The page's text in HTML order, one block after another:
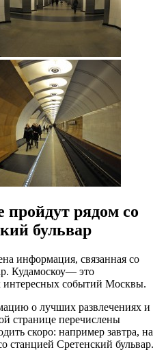
рядом со
бульвар
информация, связанная со
Кудамоскоу— это
интересных событий Москвы.
о лучших развлечениях и
странице перечислены
скоро: например завтра, на
станцией Сретенский бульвар.